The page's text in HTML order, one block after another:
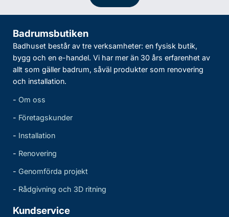
Badrumsbutiken
Badhuset består av tre verksamheter: en fysisk butik,
bygg och en e-handel. Vi har mer än 30 års erfarenhet av
allt som gäller badrum, såväl produkter som renovering
och installation.
- Om oss
- Företagskunder
- Installation
- Renovering
- Genomförda projekt
- Rådgivning och 3D ritning
Kundservice